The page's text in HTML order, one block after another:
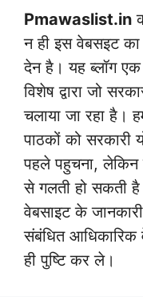
Pmawaslist.in
न ही इस वेबसइट
देन है। यह ब्लॉग एक
विशेष द्वारा जो
चलाया जा रहा है।
पाठकों को सरकारी
पहले पहुचना, लेकिन
से गलती हो सकती
वेबसाइट के
संबंधित आधिकारिक
ही पुष्टि कर ले।